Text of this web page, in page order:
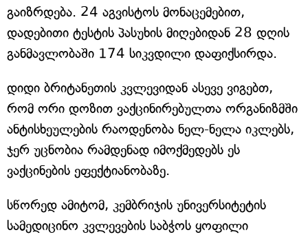
გაიზრდება. 24 აგვისტოს მონაცემებით,
დადებითი ტესტის პასუხის მიღებიდან 28 დღის
განმავლობაში 174 სიკვდილი დაფიქსირდა.
დიდი ბრიტანეთის კვლევიდან ასევე ვიგებთ,
რომ ორი დოზით ვაქცინირებულთა ორგანიზმში
ანტისხეულების რაოდენობა ნელ-ნელა იკლებს,
ჯერ უცნობია რამდენად იმოქმედებს ეს
ვაქცინების ეფექტიანობაზე.
სწორედ ამიტომ, კემბრიჯის უნივერსიტეტის
სამედიცინო კვლევების საბჭოს ყოფილი